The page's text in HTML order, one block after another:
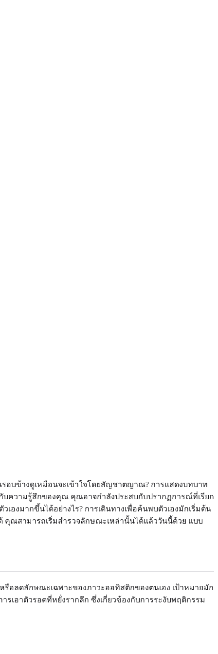
บข้างดูเหมือนจะเข้าใจโดยสัญชาตญาณ? การแสดงบทบาท
ความรู้สึกของคุณ คุณอาจกำลังประสบกับปรากฏการณ์ที่เรียก
องมากขึ้นได้อย่างไร? การเดินทางเพื่อค้นพบตัวเองมักเริ่มต้น
คุณสามารถเริ่มสำรวจลักษณะเหล่านั้นได้แล้ววันนี้ด้วย แบบ
รือลดลักษณะเฉพาะของภาวะออทิสติกของตนเอง เป้าหมายมัก
เอาตัวรอดที่หยั่งรากลึก ซึ่งเกี่ยวข้องกับการระงับพฤติกรรม